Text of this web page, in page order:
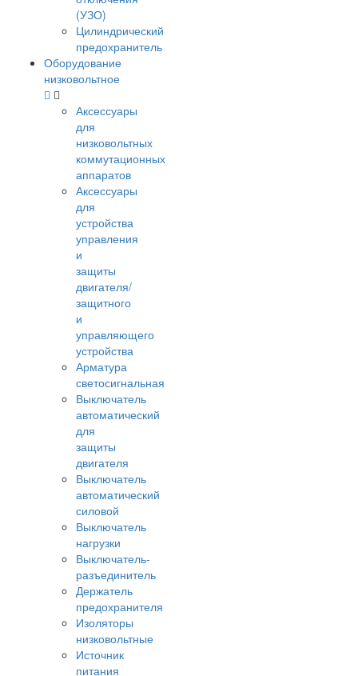
(УЗО)
Цилиндрический
предохранитель
Оборудование
низковольтное
Аксессуары
для
низковольтных
коммутационных
аппаратов
Аксессуары
для
устройства
управления
и
защиты
двигателя/
защитного
и
управляющего
устройства
Арматура
светосигнальная
Выключатель
автоматический
для
защиты
двигателя
Выключатель
автоматический
силовой
Выключатель
нагрузки
Выключатель-
разъединитель
Держатель
предохранителя
Изоляторы
низковольтные
Источник
питания